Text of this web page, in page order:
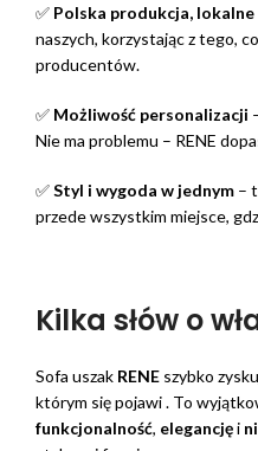
✅ Polska produkcja,
naszych, korzystając z tego,
producentów.
✅ Możliwość personalizacji
Nie ma problemu – RENE
✅Styl i wygoda w jednym –
przede wszystkim miejsce,
Kilka słów o
Sofa uszak RENE szybko
którym się pojawi . To
funkcjonalność, elegancjęi